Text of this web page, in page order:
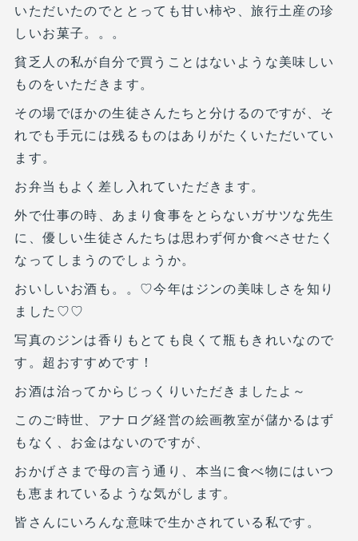
いただいたのでととっても甘い柿や、旅行土産の珍
しいお菓子。。。
貧乏人の私が自分で買うことはないような美味しい
ものをいただきます。
その場でほかの生徒さんたちと分けるのですが、そ
れでも手元には残るものはありがたくいただいてい
ます。
お弁当もよく差し入れていただきます。
外で仕事の時、あまり食事をとらないガサツな先生
に、優しい生徒さんたちは思わず何か食べさせたく
なってしまうのでしょうか。
おいしいお酒も。。♡今年はジンの美味しさを知り
ました♡♡
写真のジンは香りもとても良くて瓶もきれいなので
す。超おすすめです！
お酒は治ってからじっくりいただきましたよ～
このご時世、アナログ経営の絵画教室が儲かるはず
もなく、お金はないのですが、
おかげさまで母の言う通り、本当に食べ物にはいつ
も恵まれているような気がします。
皆さんにいろんな意味で生かされている私です。